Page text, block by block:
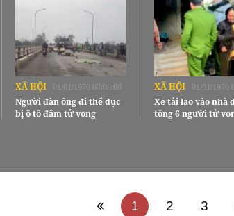
XÃ HỘI 01/01/1970 07:00:00
Người đàn ông đi thể dục
bị ô tô đâm tử vong
XÃ HỘI 01/01/1970
Xe tải lao vào nhà
tông 6 người tử
1 2 3